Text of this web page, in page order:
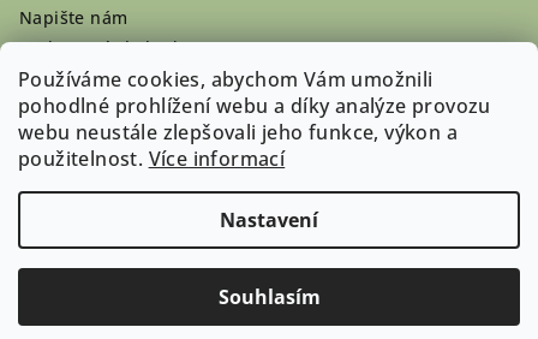
Používáme cookies, abychom Vám umožnili
pohodlné prohlížení webu a díky analýze provozu
webu neustále zlepšovali jeho funkce, výkon a
použitelnost. Více informací
Nastavení
Souhlasím
Napište nám
Hodnocení obchodu
Registrace se vyplatí!
Pamlsky na míru
Nepřevzaté dobírky
Copyright 2026Doghouse-shop.cz. Všechna práva
vyhrazena.
Vytvořil Shoptet